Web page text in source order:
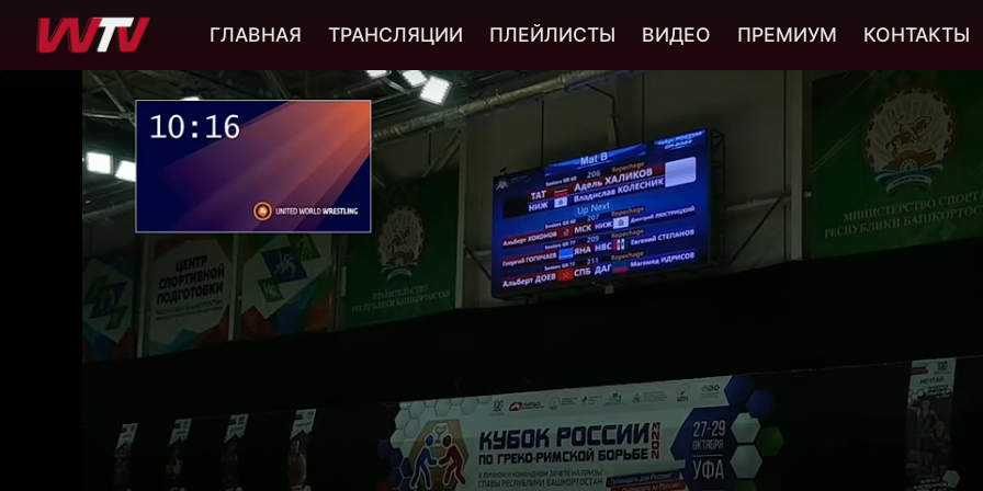
ГЛАВНАЯ ТРАНСЛЯЦИИ ПЛЕЙЛИСТЫ ВИДЕО ПРЕМИУМ КОНТАКТЫ